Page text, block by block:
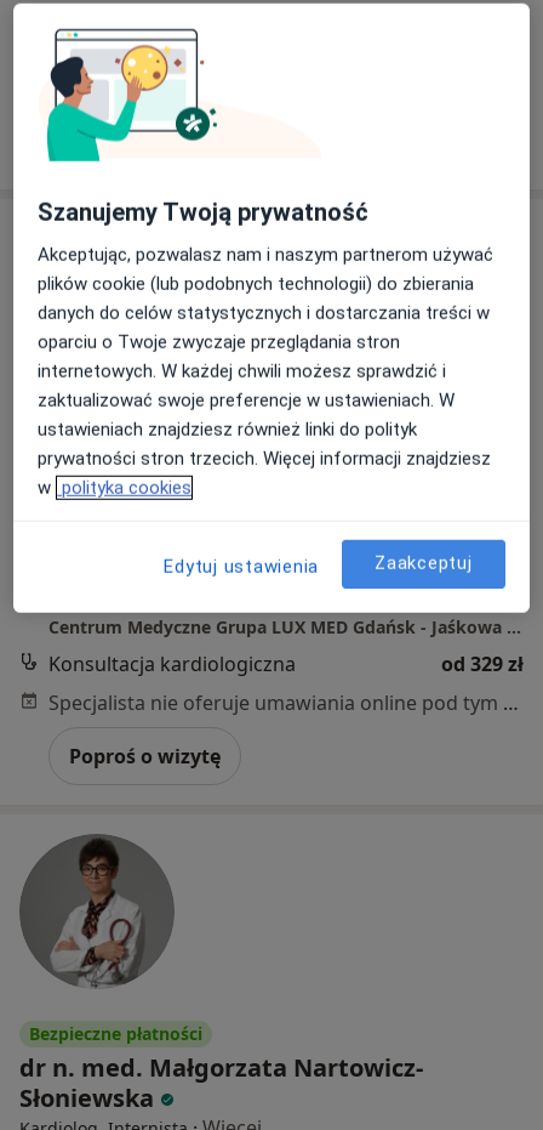
Konsultacja kardiologiczna
Poproś o wizytę
lek. Anna Kit-Bieniecka
Kardiolog· Więcej
128 opinii
Centrum Medyczne Grupa LUX MED Gdańsk - Jaśkowa Dolina 132
Konsultacja kardiologiczna
od 329 zł
Specjalista nie oferuje umawiania online pod tym adresem.
Poproś o wizytę
Bezpieczne płatności
dr n. med. Małgorzata Nartowicz-
Słoniewska
Szanujemy Twoją prywatność
Akceptując, pozwalasz nam i naszym partnerom używać
plików cookie (lub podobnych technologii) do zbierania
danych do celów statystycznych i dostarczania treści w
oparciu o Twoje zwyczaje przeglądania stron
internetowych. W każdej chwili możesz sprawdzić i
zaktualizować swoje preferencje w ustawieniach. W
ustawieniach znajdziesz również linki do polityk
prywatności stron trzecich. Więcej informacji znajdziesz
w polityka cookies
Edytuj ustawienia Zaakceptuj